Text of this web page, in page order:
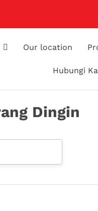
Our location
Hubungi
Dingin